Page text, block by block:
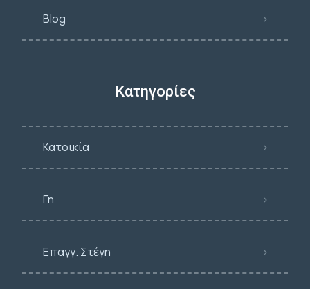
Blog
Κατηγορίες
Κατοικία
Γη
Επαγγ. Στέγη